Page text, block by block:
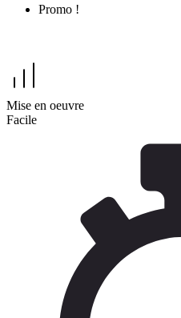
Promo !
Mise en oeuvre
Facile